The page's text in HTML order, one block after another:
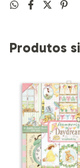
Produtos